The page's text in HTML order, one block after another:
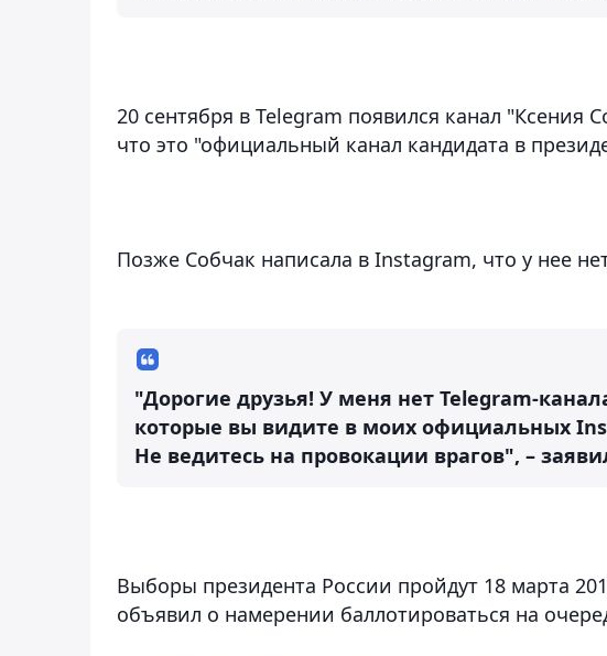
20 сентября в Telegram появился канал "Ксения
что это "официальный канал кандидата в
Позже Собчак написала в Instagram, что у нее
"Дорогие друзья! У меня нет Telegram-
которые вы видите в моих официальных
Не ведитесь на провокации врагов", –
Выборы президента России пройдут 18 марта
объявил о намерении баллотироваться на